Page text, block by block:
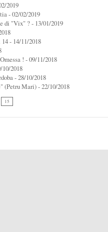
2019
- 02/02/2019
di "Vix" ?- 13/01/2019
- 14/11/2018
! - 09/11/2018
10/2018
- 28/10/2018
(Petru Mari)- 22/10/2018
15